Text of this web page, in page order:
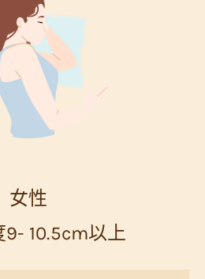
女性
10.5cm以上